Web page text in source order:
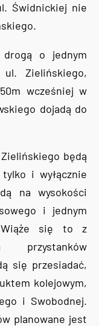
Świdnickiej nie
drogą o jednym
Zielińskiego,
wcześniej w
dojadą do
będą
i wyłącznie
na wysokości
i jednym
Wiąże się to z
przystanków
się przesiadać,
kolejowym,
i Swobodnej.
planowane jest